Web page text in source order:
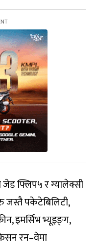
जेड फ्लिप५ र ग्यालेक्सी
जस्तै पकेटेबिलिटी,
इमर्सिभ भ्यूइङ्‍ग,
रन–वेमा